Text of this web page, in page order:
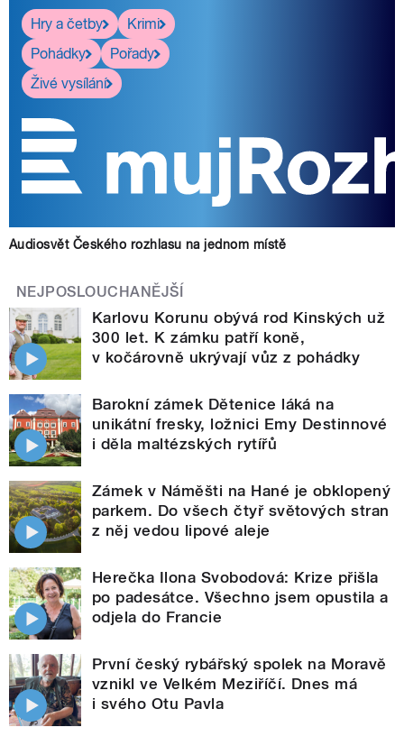
Hry a četby
Krimi
Pohádky
Pořady
Živé vysílání
Audiosvět Českého rozhlasu na jednom místě
NEJPOSLOUCHANĚJŠÍ
Karlovu Korunu obývá rod Kinských už
300 let. K zámku patří koně,
v kočárovně ukrývají vůz z pohádky
Barokní zámek Dětenice láká na
unikátní fresky, ložnici Emy Destinnové
i děla maltézských rytířů
Zámek v Náměšti na Hané je obklopený
parkem. Do všech čtyř světových stran
z něj vedou lipové aleje
Herečka Ilona Svobodová: Krize přišla
po padesátce. Všechno jsem opustila a
odjela do Francie
První český rybářský spolek na Moravě
vznikl ve Velkém Meziříčí. Dnes má
i svého Otu Pavla